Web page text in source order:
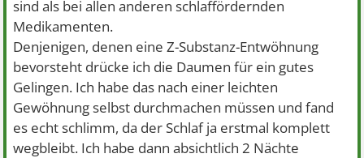
sind als bei allen anderen schlaffördernden
Medikamenten.
Denjenigen, denen eine Z-Substanz-Entwöhnung
bevorsteht drücke ich die Daumen für ein gutes
Gelingen. Ich habe das nach einer leichten
Gewöhnung selbst durchmachen müssen und fand
es echt schlimm, da der Schlaf ja erstmal komplett
wegbleibt. Ich habe dann absichtlich 2 Nächte